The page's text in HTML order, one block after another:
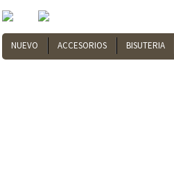
NUEVO ACCESORIOS BISUTERIA